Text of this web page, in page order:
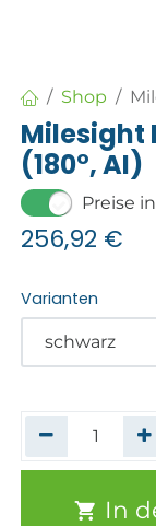
Shop
Milesight
(180°, AI)
Preise
256,92 €
Varianten
In